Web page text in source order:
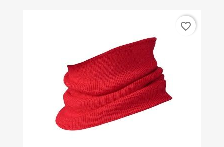
favorite_border